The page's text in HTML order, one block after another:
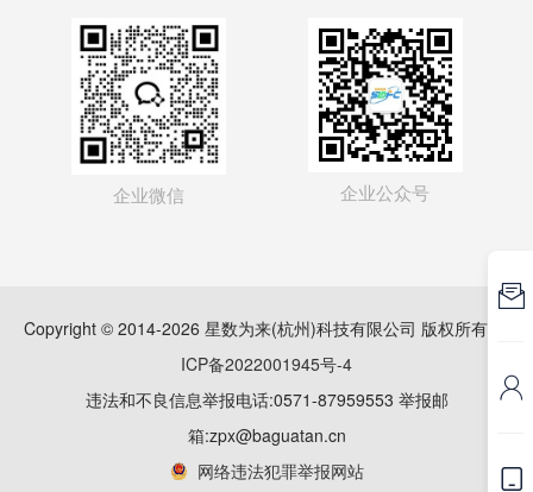
企业微信 企业公众号
Copyright © 2014-2026 星数为来(杭州)科技有限公司 版权所有
ICP备2022001945号-4
违法和不良信息举报电话:0571-87959553 举报邮
箱:zpx@baguatan.cn
网络违法犯罪举报网站


